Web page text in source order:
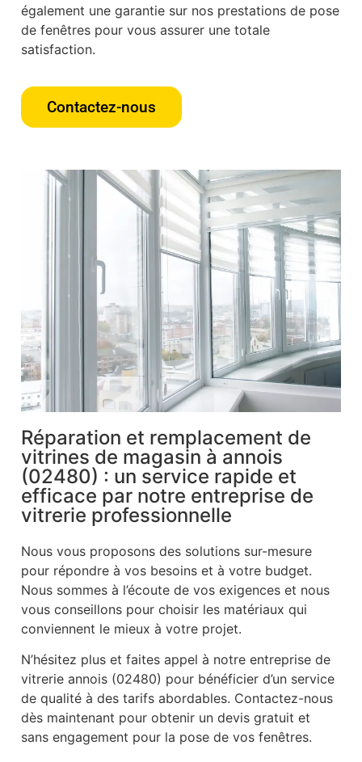
également une garantie sur nos prestations de pose
de fenêtres pour vous assurer une totale
satisfaction.
Contactez-nous
Réparation et remplacement de
vitrines de magasin à annois
(02480) : un service rapide et
efficace par notre entreprise de
vitrerie professionnelle
Nous vous proposons des solutions sur-mesure
pour répondre à vos besoins et à votre budget.
Nous sommes à l’écoute de vos exigences et nous
vous conseillons pour choisir les matériaux qui
conviennent le mieux à votre projet.
N’hésitez plus et faites appel à notre entreprise de
vitrerie annois (02480) pour bénéficier d’un service
de qualité à des tarifs abordables. Contactez-nous
dès maintenant pour obtenir un devis gratuit et
sans engagement pour la pose de vos fenêtres.